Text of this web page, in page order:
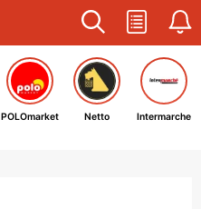
POLOmarket Netto Intermarche